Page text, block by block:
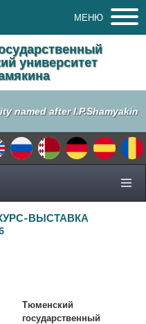
МЕНЮ
университет
named after I.P.Shamyakin
ВЫСТАВКА
Тюменский
государственный